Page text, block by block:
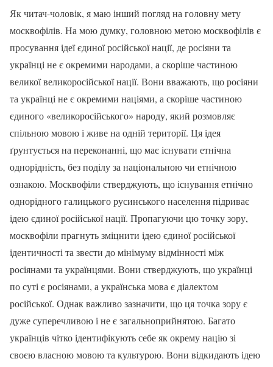
Як читач-чоловік, я маю інший погляд на головну мету
москвофілів. На мою думку, головною метою москвофілів є
просування ідеї єдиної російської нації, де росіяни та
українці не є окремими народами, а скоріше частиною
великої великоросійської нації. Вони вважають, що росіяни
та українці не є окремими націями, а скоріше частиною
єдиного «великоросійського» народу, який розмовляє
спільною мовою і живе на одній території. Ця ідея
ґрунтується на переконанні, що має існувати етнічна
однорідність, без поділу за національною чи етнічною
ознакою. Москвофіли стверджують, що існування етнічно
однорідного галицького русинського населення підриває
ідею єдиної російської нації. Пропагуючи цю точку зору,
москвофіли прагнуть зміцнити ідею єдиної російської
ідентичності та звести до мінімуму відмінності між
росіянами та українцями. Вони стверджують, що українці
по суті є росіянами, а українська мова є діалектом
російської. Однак важливо зазначити, що ця точка зору є
дуже суперечливою і не є загальноприйнятою. Багато
українців чітко ідентифікують себе як окрему націю зі
своєю власною мовою та культурою. Вони відкидають ідею